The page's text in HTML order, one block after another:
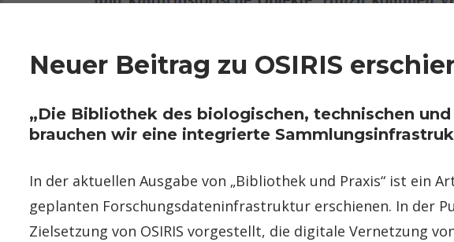
Neuer Beitrag zu OSIRIS
„Die Bibliothek des biologischen, technischen
brauchen wir eine integrierte
In der aktuellen Ausgabe von „Bibliothek und Praxis“ ist ein
geplanten Forschungsdateninfrastruktur erschienen. In der
Zielsetzung von OSIRIS vorgestellt, die digitale Vernetzung